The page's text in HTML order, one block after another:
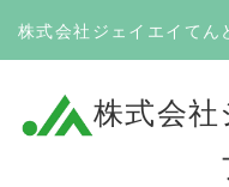
株式会